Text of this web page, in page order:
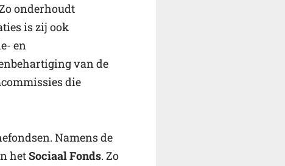
onderhoudt
is zij ook
en
van de
die
Namens de
hetSociaal Fonds. Zo